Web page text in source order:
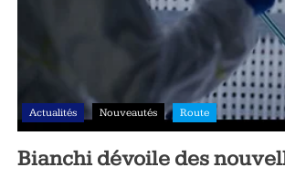
Actualités Nouveautés Route
Bianchi dévoile des